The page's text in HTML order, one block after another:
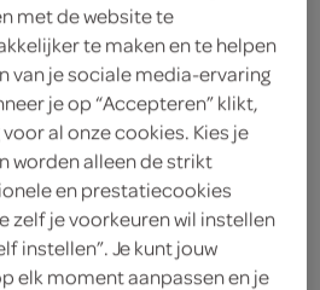
zijn niet zichtbaar bij de
wél automatisch
smaak die perfect
muesli
zuiverste vorm
met de website te
te maken en te helpen
van je sociale media-ervaring
je op “Accepteren” klikt,
al onze cookies. Kies je
worden alleen de strikt
en prestatiecookies
zelf je voorkeuren wil instellen
instellen”. Je kunt jouw
elk moment aanpassen en je